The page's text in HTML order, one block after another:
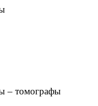
– томографы